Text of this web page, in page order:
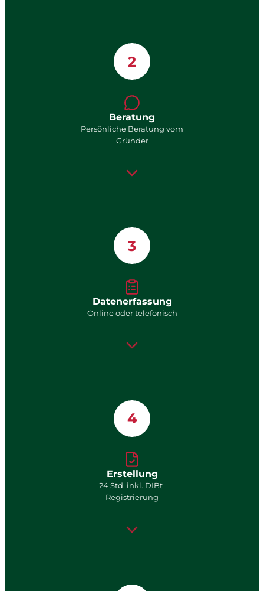
2
Beratung
Persönliche Beratung vom
Gründer
3
Datenerfassung
Online oder telefonisch
4
Erstellung
24 Std. inkl. DIBt-
Registrierung